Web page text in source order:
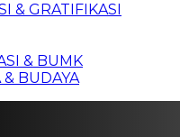
& GRATIFIKASI
& BUMK
& BUDAYA